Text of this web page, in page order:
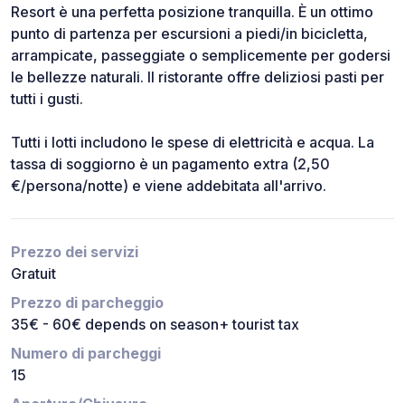
Resort è una perfetta posizione tranquilla. È un ottimo
punto di partenza per escursioni a piedi/in bicicletta,
arrampicate, passeggiate o semplicemente per godersi
le bellezze naturali. Il ristorante offre deliziosi pasti per
tutti i gusti.
Tutti i lotti includono le spese di elettricità e acqua. La
tassa di soggiorno è un pagamento extra (2,50
€/persona/notte) e viene addebitata all'arrivo.
Prezzo dei servizi
Gratuit
Prezzo di parcheggio
35€ - 60€ depends on season+ tourist tax
Numero di parcheggi
15